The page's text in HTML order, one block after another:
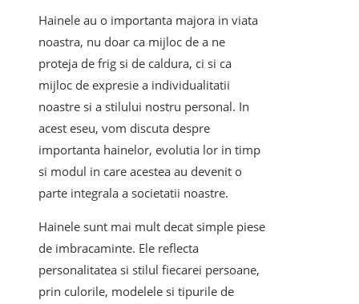
Hainele au o importanta majora in viata
noastra, nu doar ca mijloc de a ne
proteja de frig si de caldura, ci si ca
mijloc de expresie a individualitatii
noastre si a stilului nostru personal. In
acest eseu, vom discuta despre
importanta hainelor, evolutia lor in timp
si modul in care acestea au devenit o
parte integrala a societatii noastre.
Hainele sunt mai mult decat simple piese
de imbracaminte. Ele reflecta
personalitatea si stilul fiecarei persoane,
prin culorile, modelele si tipurile de